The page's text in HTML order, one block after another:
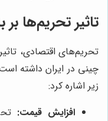
تاثیر تحریم‌ها بر
تحریم‌های اقتصادی،
چینی در ایران داشته
زیر اشاره کرد:
افزایش قیمت: